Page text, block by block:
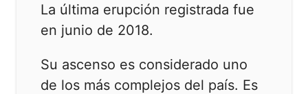
La última erupción registrada fue
en junio de 2018.
Su ascenso es considerado uno
de los más complejos del país. Es